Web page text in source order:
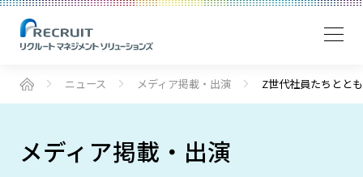
ニュース メディア掲載・出演 Z世代社員たちとと
メディア掲載・出演